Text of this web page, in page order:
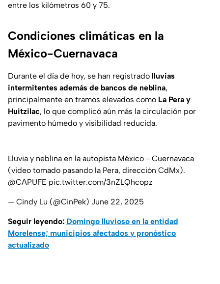
entre los kilómetros 60 y 75.
Condiciones climáticas en la
México-Cuernavaca
Durante el día de hoy, se han registrado lluvias
intermitentes además de bancos de neblina,
principalmente en tramos elevados como La Pera y
Huitzilac, lo que complicó aún más la circulación por
pavimento húmedo y visibilidad reducida.
Lluvia y neblina en la autopista México - Cuernavaca
(video tomado pasando la Pera, dirección CdMx).
@CAPUFE pic.twitter.com/3nZLQhcopz
— Cindy Lu (@CinPek) June 22, 2025
Seguir leyendo: Domingo lluvioso en la entidad
Morelense; municipios afectados y pronóstico
actualizado